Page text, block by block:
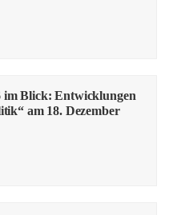
im Blick: Entwicklungen
am 18. Dezember